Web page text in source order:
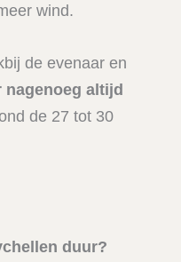
wind.
de evenaar en
nagenoeg altijd
de 27 tot 30
duur?